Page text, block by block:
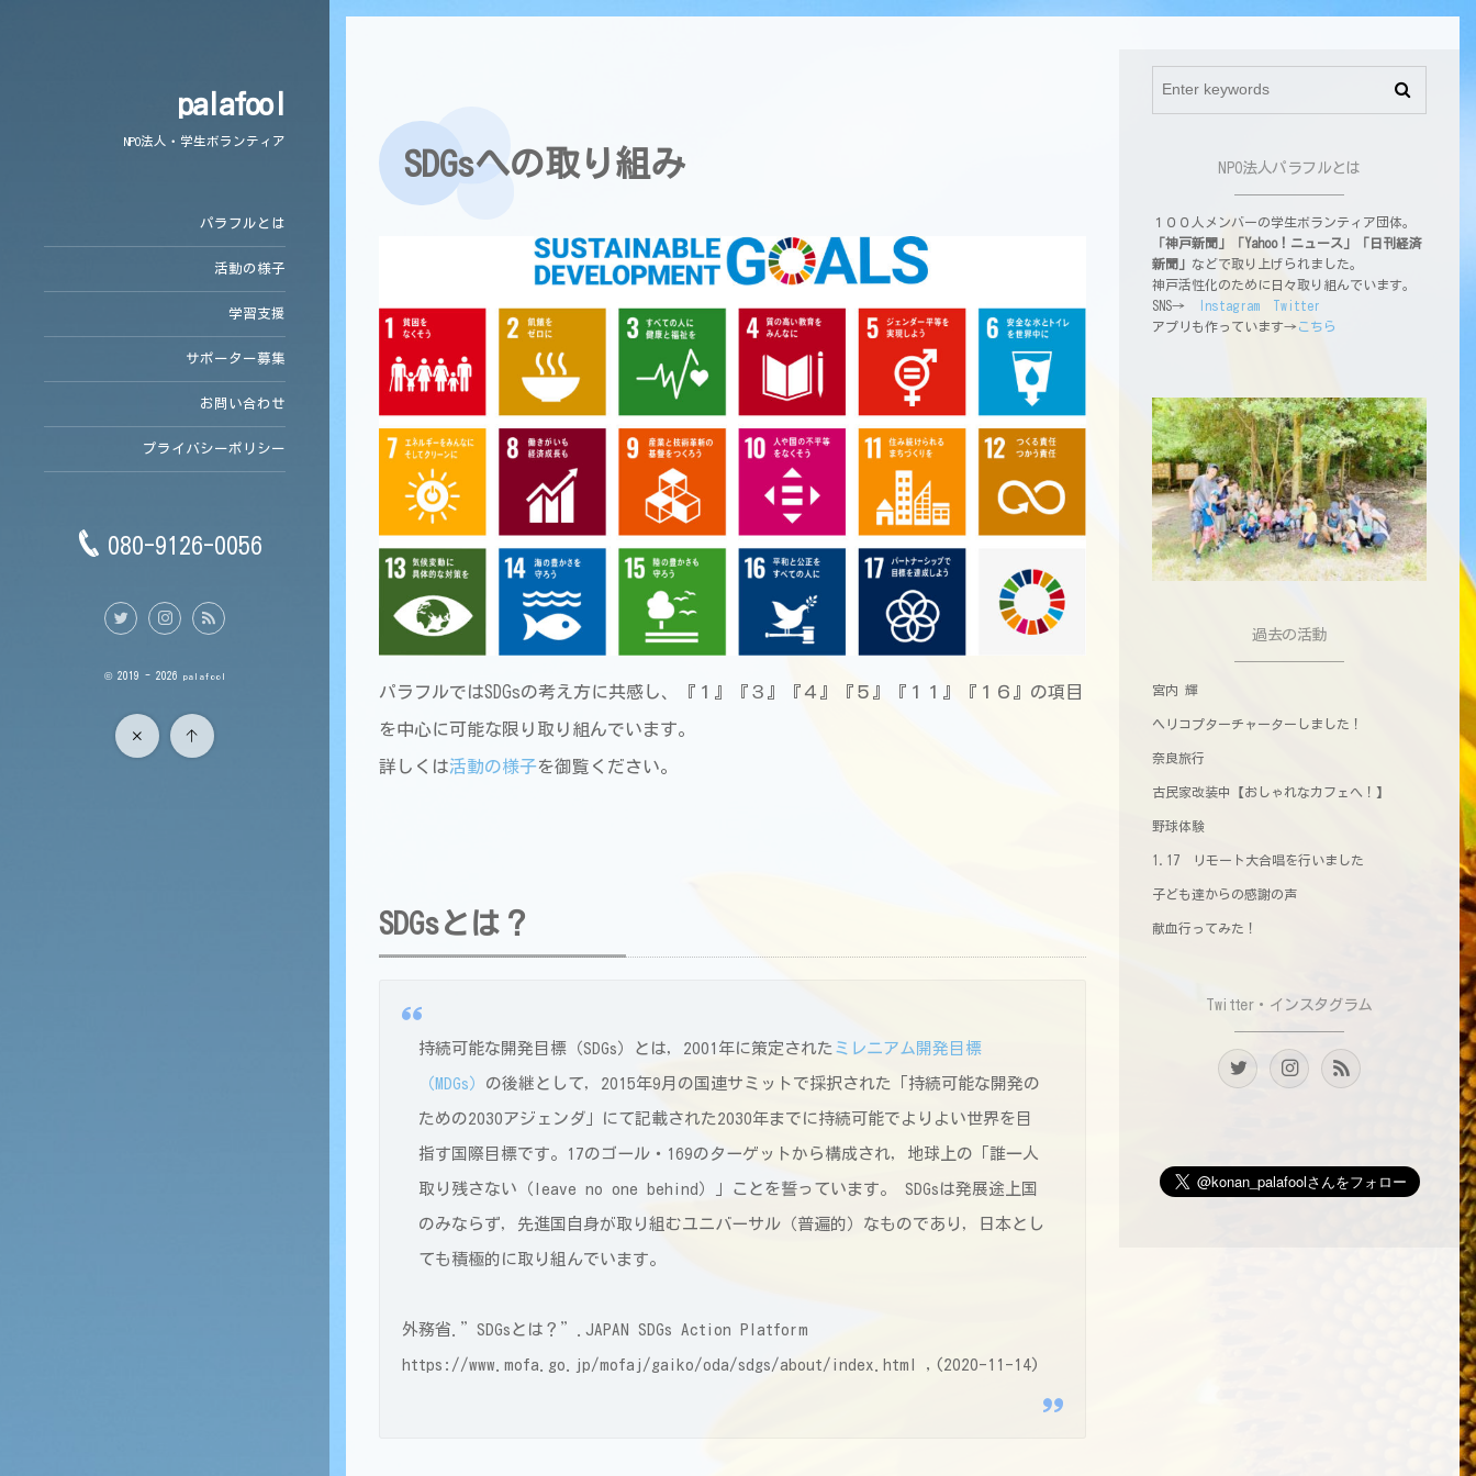
palafool
NPO法人・学生ボランティア
パラフルとは
活動の様子
学習支援
サポーター募集
お問い合わせ
プライバシーポリシー
080-9126-0056
© 2019 - 2026 palafool
SDGsへの取り組み
パラフルではSDGsの考え方に共感し、『１』『３』『４』『５』『１１』『１６』の項目
を中心に可能な限り取り組んでいます。
詳しくは活動の様子を御覧ください。
SDGsとは？
持続可能な開発目標（SDGs）とは，2001年に策定された ミレニアム開発目標
（MDGs） の後継として，2015年9月の国連サミットで採択された「持続可能な開発の
ための2030アジェンダ」にて記載された2030年までに持続可能でよりよい世界を目
指す国際目標です。17のゴール・169のターゲットから構成され，地球上の「誰一人
取り残さない（leave no one behind）」ことを誓っています。 SDGsは発展途上国
のみならず，先進国自身が取り組むユニバーサル（普遍的）なものであり，日本とし
ても積極的に取り組んでいます。
外務省.”SDGsとは？”.JAPAN SDGs Action Platform
https://www.mofa.go.jp/mofaj/gaiko/oda/sdgs/about/index.html ,(2020-11-14)
NPO法人パラフルとは
１００人メンバーの学生ボランティア団体。
「神戸新聞」「Yahoo！ニュース」「日刊経済
新聞」 などで取り上げられました。
神戸活性化のために日々取り組んでいます。
SNS→
Instagram
Twitter
アプリも作っています→ こちら
過去の活動
宮内 輝
ヘリコプターチャーターしました！
奈良旅行
古民家改装中【おしゃれなカフェへ！】
野球体験
1.17 リモート大合唱を行いました
子ども達からの感謝の声
献血行ってみた！
Twitter・インスタグラム